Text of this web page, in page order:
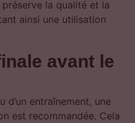
la qualité et la
ainsi une utilisation
avant le
d’un entraînement, une
est recommandée. Cela